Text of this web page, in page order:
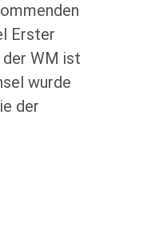
Erster
der WM ist
wurde
der